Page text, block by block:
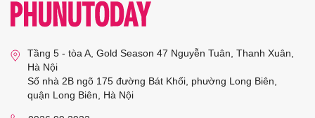
Tầng 5 - tòa A, Gold Season 47 Nguyễn Tuân, Thanh Xuân,
Hà Nội
Số nhà 2B ngõ 175 đường Bát Khối, phường Long Biên,
quận Long Biên, Hà Nội